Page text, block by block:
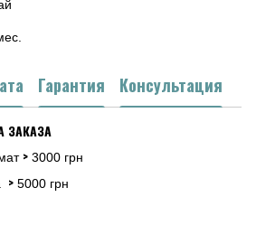
Гарантия Консультация
ЗАКАЗА
> 3000 грн
> 5000 грн